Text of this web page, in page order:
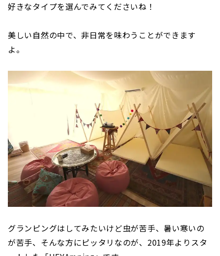
好きなタイプを選んでみてくださいね！
美しい自然の中で、非日常を味わうことができます
よ。
グランピングはしてみたいけど虫が苦手、暑い寒いの
が苦手、そんな方にピッタリなのが、2019年よりスタ